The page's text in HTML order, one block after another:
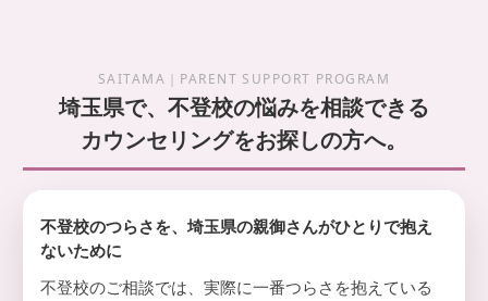
・
夫
婦
相
談
い
、
笑
顔
戻
せ
よ
う
SAITAMA｜PARENT SUPPORT PROGRAM
埼玉県で、不登校の悩みを相談できる
カウンセリングをお探しの方へ。
不登校のつらさを、埼玉県の親御さんがひとりで抱え
ないために
不登校のご相談では、実際に一番つらさを抱えている